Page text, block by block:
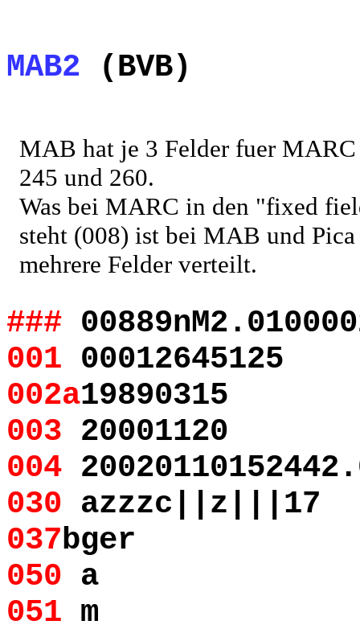
MAB2 (BVB)
MAB hat je 3 Felder fuer MARC
245 und 260.
Was bei MARC in den "fixed
steht (008) ist bei MAB und
mehrere Felder verteilt.
###
001 00012645125
002a19890315
003 20001120
004
030 azzzc||z|||17
037bger
050 a
051 m